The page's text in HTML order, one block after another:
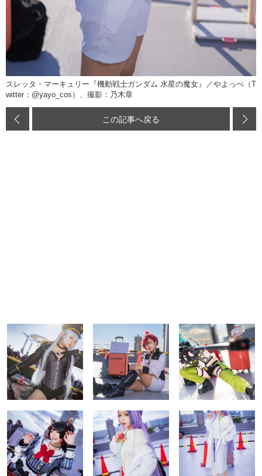
スレッタ・マーキュリー『機動戦士ガンダム 水星の魔女』／やよっぺ（T
witter：@yayo_cos）、撮影：乃木章
この記事へ戻る